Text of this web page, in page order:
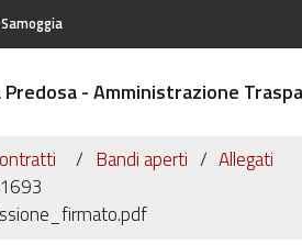
Predosa - Amministrazione
Bandi aperti
Allegati